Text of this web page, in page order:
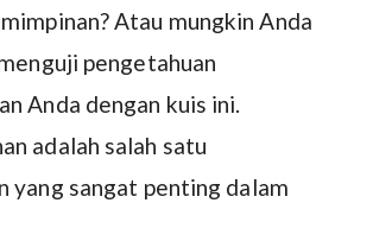
Atau mungkin Anda
pengetahuan
Anda dengan kuis ini.
adalah salah satu
yang sangat penting dalam